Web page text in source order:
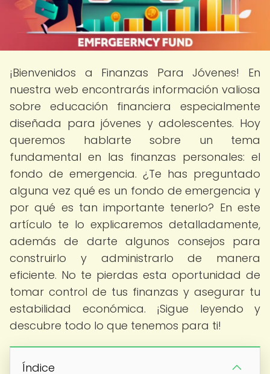
¡Bienvenidos a Finanzas Para Jóvenes! En
nuestra web encontrarás información valiosa
sobre educación financiera especialmente
diseñada para jóvenes y adolescentes. Hoy
queremos hablarte sobre un tema
fundamental en las finanzas personales: el
fondo de emergencia. ¿Te has preguntado
alguna vez qué es un fondo de emergencia y
por qué es tan importante tenerlo? En este
artículo te lo explicaremos detalladamente,
además de darte algunos consejos para
construirlo y administrarlo de manera
eficiente. No te pierdas esta oportunidad de
tomar control de tus finanzas y asegurar tu
estabilidad económica. ¡Sigue leyendo y
descubre todo lo que tenemos para ti!
Índice